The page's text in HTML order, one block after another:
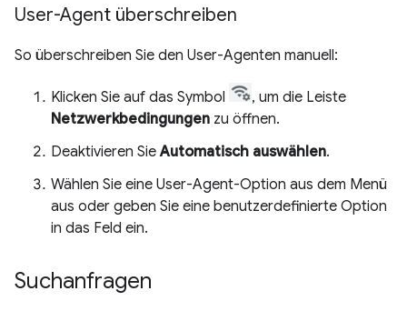
User-Agent überschreiben
So überschreiben Sie den User-Agenten manuell:
Klicken Sie auf das Symbol
, um die Leiste
Netzwerkbedingungen zu öffnen.
Deaktivieren SieAutomatisch auswählen.
Wählen Sie eine User-Agent-Option aus dem Menü
aus oder geben Sie eine benutzerdefinierte Option
in das Feld ein.
Suchanfragen